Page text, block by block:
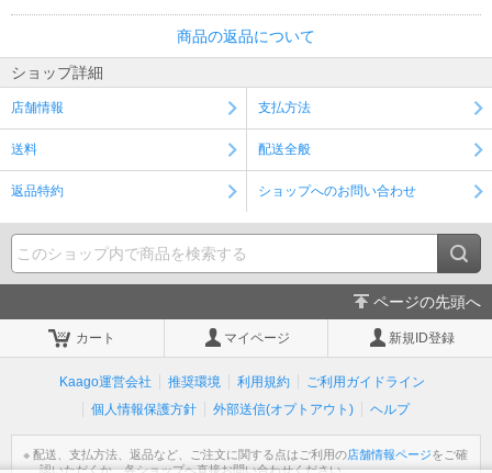
商品の返品について
ショップ詳細
店舗情報 支払方法
送料 配送全般
返品特約 ショップへのお問い合わせ
ページの先頭へ
カート マイページ 新規ID登録
Kaago運営会社 推奨環境 利用規約
ご利用ガイドライン
個人情報保護方針
外部送信(オプトアウト) ヘルプ
※ 配送、支払方法、返品など、ご注文に関する点はご利用の店舗情報ページをご確
認いただくか、各ショップへ直接お問い合わせください。